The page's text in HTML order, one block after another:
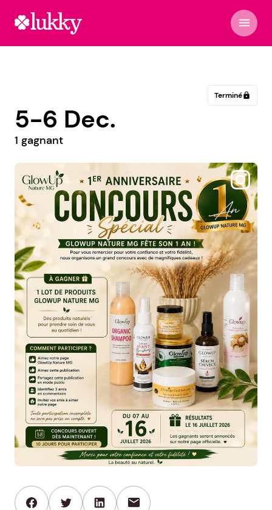
menu
Terminélock
5-6 Dec.
1 gagnant
@dorianebijoux
mail